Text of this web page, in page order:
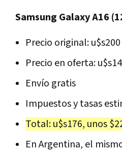
Samsung Galaxy A16
Precio original: u$s200
Precio en oferta:
Envío gratis
Impuestos y tasas
Total: u$s176, unos
En Argentina, el